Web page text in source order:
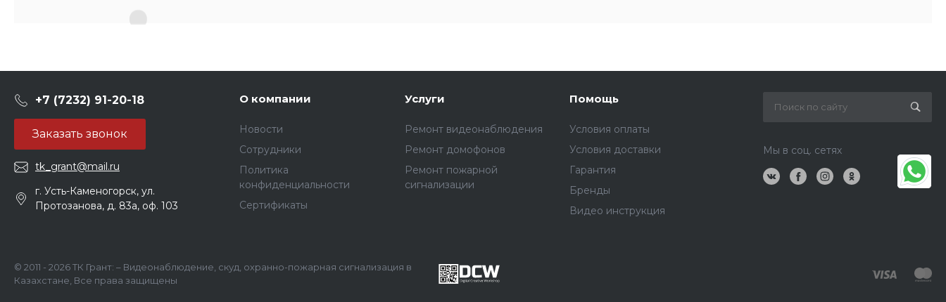
+7 (7232) 91-20-18
Заказать звонок
tk_grant@mail.ru
г. Усть-Каменогорск, ул.
Протозанова, д. 83а, оф. 103
О компании
Новости
Сотрудники
Политика
конфиденциальности
Сертификаты
Услуги
Ремонт видеонаблюдения
Ремонт домофонов
Ремонт пожарной
сигнализации
Помощь
Условия оплаты
Условия доставки
Гарантия
Бренды
Видео инструкция
Мы в соц. сетях
© 2011 - 2026 ТК Грант: – Видеонаблюдение, скуд, охранно-пожарная сигнализация в
Казахстане, Все права защищены